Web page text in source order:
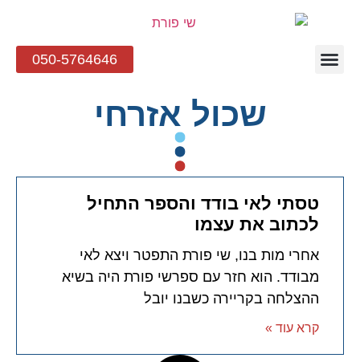
050-5764646
שכול אזרחי
טסתי לאי בודד והספר התחיל
לכתוב את עצמו
אחרי מות בנו, שי פורת התפטר ויצא לאי
מבודד. הוא חזר עם ספרשי פורת היה בשיא
ההצלחה בקריירה כשבנו יובל
קרא עוד »